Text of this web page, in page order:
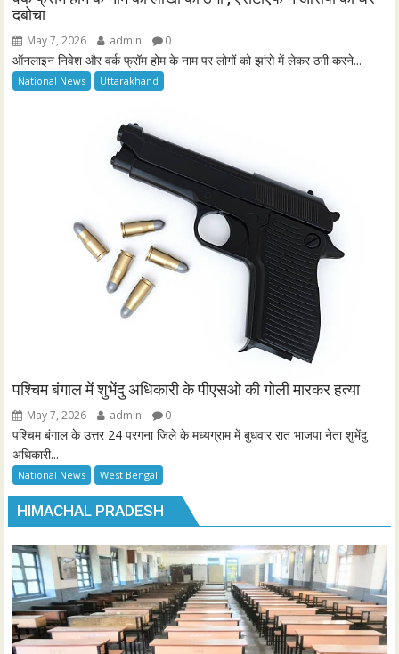
दबोचा
May 7, 2026 admin 0
ऑनलाइन निवेश और वर्क फ्रॉम होम के नाम पर लोगों को झांसे में लेकर ठगी करने...
National News Uttarakhand
पश्चिम बंगाल में शुभेंदु अधिकारी के पीएसओ की गोली मारकर हत्या
May 7, 2026 admin 0
पश्चिम बंगाल के उत्तर 24 परगना जिले के मध्यग्राम में बुधवार रात भाजपा नेता शुभेंदु
अधिकारी...
National News West Bengal
HIMACHAL PRADESH